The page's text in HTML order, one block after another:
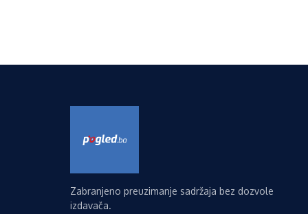
Zabranjeno preuzimanje sadržaja bez dozvole
izdavača.